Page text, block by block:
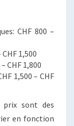
CHF 800 –
1,500
CHF 1,800
1,500 – CHF
sont des
en fonction